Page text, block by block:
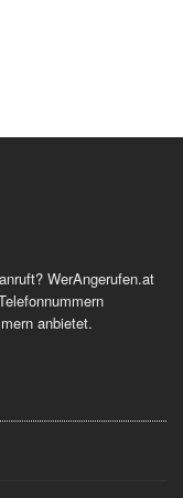
WerAngerufen.at
anbietet.